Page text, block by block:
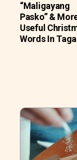
“Maligayang
Pasko” &
Useful
Words In